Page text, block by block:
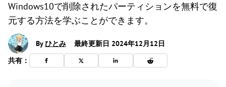
Windows10で削除されたパーティションを無料で復
元する方法を学ぶことができます。
Byひとみ
最終更新日 2024年12月12日
共有：